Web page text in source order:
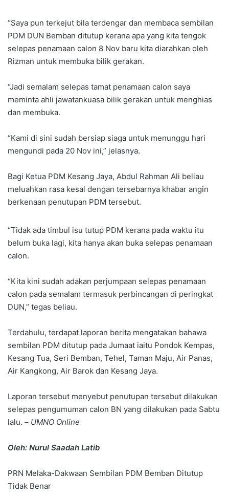
“Saya pun terkejut bila terdengar dan membaca sembilan
PDM DUN Bemban ditutup kerana apa yang kita tengok
selepas penamaan calon 8 Nov baru kita diarahkan oleh
Rizman untuk membuka bilik gerakan.
“Jadi semalam selepas tamat penamaan calon saya
meminta ahli jawatankuasa bilik gerakan untuk menghias
dan membuka.
“Kami di sini sudah bersiap siaga untuk menunggu hari
mengundi pada 20 Nov ini,” jelasnya.
Bagi Ketua PDM Kesang Jaya, Abdul Rahman Ali beliau
meluahkan rasa kesal dengan tersebarnya khabar angin
berkenaan penutupan PDM tersebut.
“Tidak ada timbul isu tutup PDM kerana pada waktu itu
belum buka lagi, kita hanya akan buka selepas penamaan
calon.
“Kita kini sudah adakan perjumpaan selepas penamaan
calon pada semalam termasuk perbincangan di peringkat
DUN,” tegas beliau.
Terdahulu, terdapat laporan berita mengatakan bahawa
sembilan PDM ditutup pada Jumaat iaitu Pondok Kempas,
Kesang Tua, Seri Bemban, Tehel, Taman Maju, Air Panas,
Air Kangkong, Air Barok dan Kesang Jaya.
Laporan tersebut menyebut penutupan tersebut dilakukan
selepas pengumuman calon BN yang dilakukan pada Sabtu
lalu. – UMNO Online
Oleh: Nurul Saadah Latib
PRN Melaka-Dakwaan Sembilan PDM Bemban Ditutup
Tidak Benar